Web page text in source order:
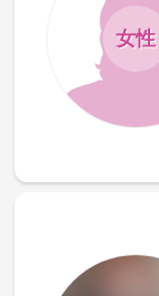
女性